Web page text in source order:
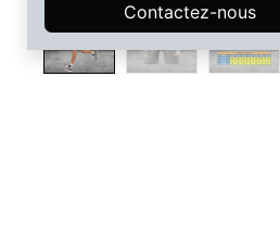
Contactez-nous